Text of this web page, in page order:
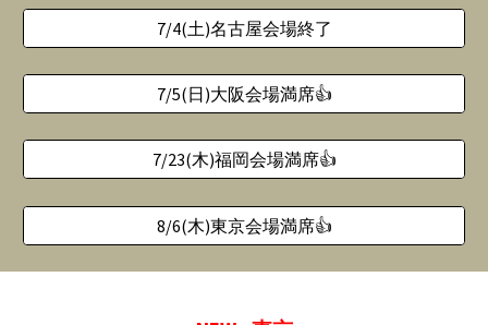
7/4(土)名古屋会場終了
7/5(日)大阪会場満席👍
7/23(木)福岡会場満席👍
8/6(木)東京会場満席👍